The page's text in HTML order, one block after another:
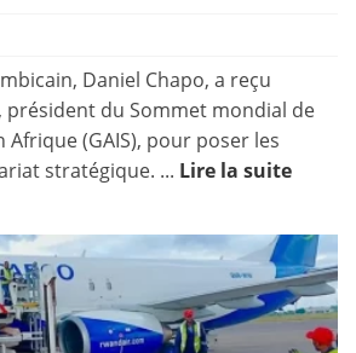
Daniel Chapo, a reçu
président du Sommet mondial de
Afrique (GAIS), pour poser les
stratégique. ... Lire la suite